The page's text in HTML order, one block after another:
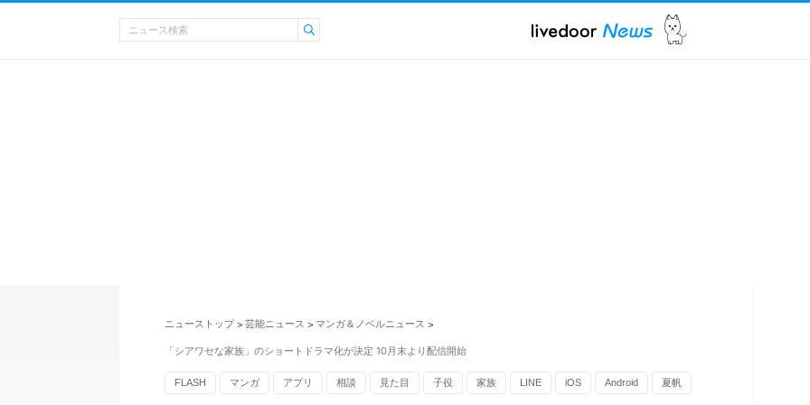
ニューストップ > 芸能ニュース > マンガ＆ノベルニュース >
「シアワセな家族」のショートドラマ化が決定 10月末より配信開始
FLASH マンガ アプリ 相談 見た目 子役 家族 LINE iOS Android 夏帆